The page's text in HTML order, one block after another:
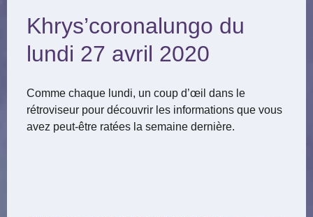
Khrys’coronalungo du
lundi 27 avril 2020
Comme chaque lundi, un coup d’œil dans le
rétroviseur pour découvrir les informations que vous
avez peut-être ratées la semaine dernière.